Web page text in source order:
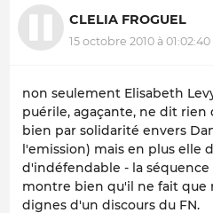
CLELIA FROGUEL
15 octobre 2010 à 01:02:40
non seulement Elisabeth
puérile, agaçante, ne dit
bien par solidarité envers
l'emission) mais en plus elle
d'indéfendable - la
montre bien qu'il ne fait que
dignes d'un discours du FN.